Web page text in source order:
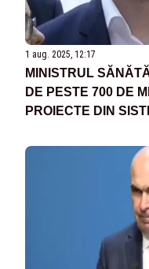
1 aug. 2025, 12:17
MINISTRUL
DE PESTE 700 DE
PROIECTE DIN